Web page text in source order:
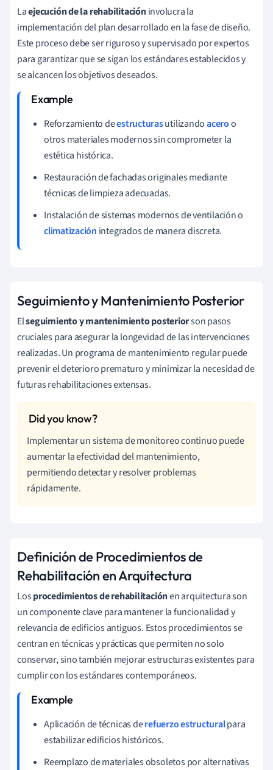
Laejecución de la rehabilitacióninvolucra la
implementación del plan desarrollado en la fase de diseño.
Este proceso debe ser riguroso y supervisado por expertos
para garantizar que se sigan los estándares establecidos y
se alcancen los objetivos deseados.
Reforzamiento deestructurasutilizandoaceroo
otros materiales modernos sin comprometer la
estética histórica.
Restauración de fachadas originales mediante
técnicas de limpieza adecuadas.
Instalación de sistemas modernos de ventilación o
climatización integrados de manera discreta.
Seguimiento y Mantenimiento Posterior
Elseguimiento y mantenimiento posteriorson pasos
cruciales para asegurar la longevidad de las intervenciones
realizadas. Un programa de mantenimiento regular puede
prevenir el deterioro prematuro y minimizar la necesidad de
futuras rehabilitaciones extensas.
Implementar un sistema de monitoreo continuo puede
aumentar la efectividad del mantenimiento,
permitiendo detectar y resolver problemas
rápidamente.
Definición de Procedimientos de
Rehabilitación en Arquitectura
Losprocedimientos de rehabilitaciónen arquitectura son
un componente clave para mantener la funcionalidad y
relevancia de edificios antiguos. Estos procedimientos se
centran en técnicas y prácticas que permiten no solo
conservar, sino también mejorar estructuras existentes para
cumplir con los estándares contemporáneos.
Aplicación de técnicas derefuerzo estructuralpara
estabilizar edificios históricos.
Reemplazo de materiales obsoletos por alternativas